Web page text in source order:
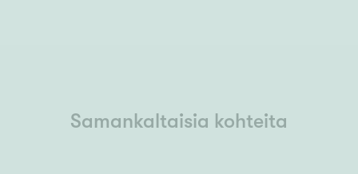
Samankaltaisia kohteita